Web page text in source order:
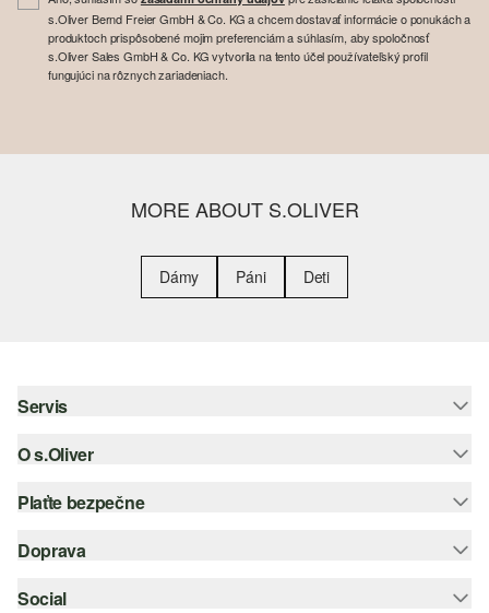
s.Oliver Bernd Freier GmbH & Co. KG a chcem dostavať informácie o ponukách a
produktoch prispôsobené mojim preferenciám a súhlasím, aby spoločnosť
s.Oliver Sales GmbH & Co. KG vytvorila na tento účel používateľský profil
fungujúci na rôznych zariadeniach.
MORE ABOUT S.OLIVER
Dámy Páni Deti
Servis
Pomoc a FAQ
Nápoveda k veľkostiam
O s.Oliver
Leták
s.Oliver Group
Plaťte bezpečne
Kreditná karta
PayPal
Doprava
Slovenská pošta
Social